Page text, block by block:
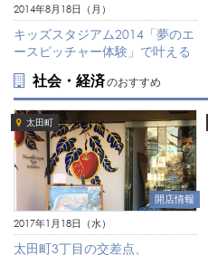
2014年8月18日（月）
キッズスタジアム2014「夢のエ
ースピッチャー体験」で叶える
社会・経済のおすすめ
太田町
開店情報
2017年1月18日（水）
太田町3丁目の交差点、